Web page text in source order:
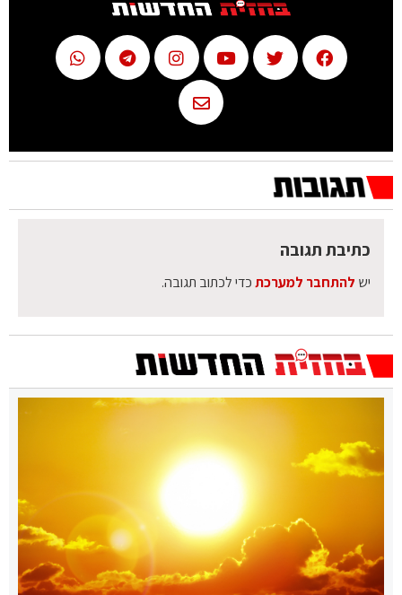
כתיבת תגובה
יש להתחבר למערכתכדי לכתוב תגובה.